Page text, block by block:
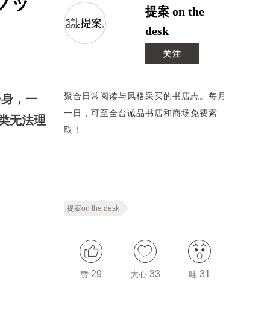
，一
无法理
提案 on the
desk
关注
聚合日常阅读与风格采买的书店志。每月
一日，可至全台诚品书店和商场免费索
取！
提案on the desk
赞 29 大心 33 哇 31